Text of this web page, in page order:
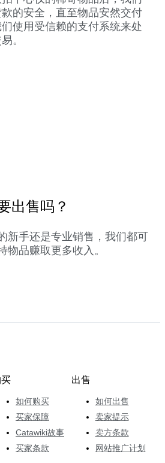
的安全，直至物品安然交付
使用受信赖的支付系统来处
。
出售吗？
新手还是专业销售，我们都可
物品赚取更多收入。
如何购买
买家保障
Catawiki故事
买家条款
出售
如何出售
卖家提示
卖方条款
网站推广计划